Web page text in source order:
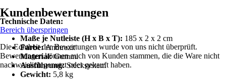
Technische Daten:
Maße je Nutleiste (H x B x T): 185 x 2 x 2 cm
Farbe:Anthrazit
Material:Gummi
Ausführung:Stecksystem
Gewicht: 5,8 kg
Kundenbewertungen
Bereich überspringen
Die Echtheit der Bewertungen wurde von uns nicht überprüft.
Bewertungen können auch von Kunden stammen, die die Ware nicht
nachweislich genutzt oder gekauft haben.